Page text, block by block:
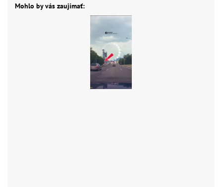
Mohlo by vás zaujímať: